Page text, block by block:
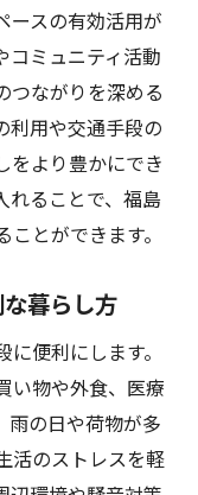
ースの有効活用が
コミュニティ活動
つながりを深める
利用や交通手段の
をより豊かにでき
れることで、福島
とができます。
暮らし方
便利にします。
い物や外食、医療
雨の日や荷物が多
活のストレスを軽